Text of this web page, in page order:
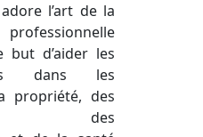
l’art de la
d’aider les
dans les
propriété, des
des